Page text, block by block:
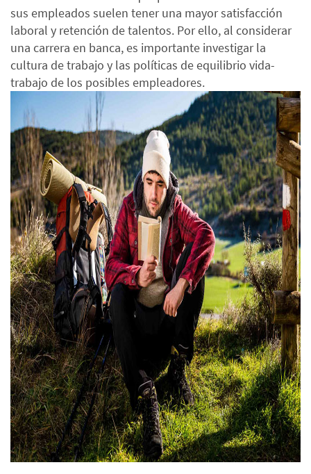
sus empleados suelen tener una mayor satisfacción
laboral y retención de talentos. Por ello, al considerar
una carrera en banca, es importante investigar la
cultura de trabajo y las políticas de equilibrio vida-
trabajo de los posibles empleadores.